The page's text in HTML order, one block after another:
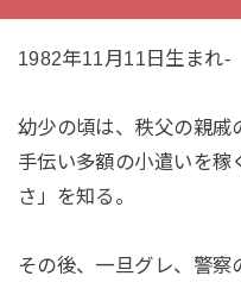
1982年11月11日生まれ-
幼少の頃は、秩父の親戚
手伝い多額の小遣いを稼
さ」を知る。
その後、一旦グレ、警察